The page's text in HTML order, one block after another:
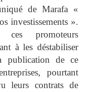
de Marafa «
investissements ».
ces promoteurs
à les déstabiliser
publication de ce
pourtant
leurs contrats de